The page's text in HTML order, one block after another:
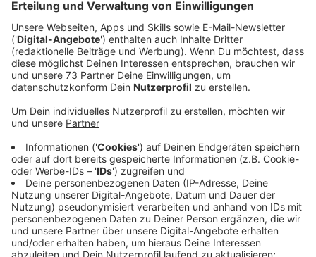
Auseinandersetzungen in Beziehungen
Anzeige
Aktuell kann man dem Thema Liebe kaum entkommen
zu den verschiedensten Produkten und Aktionen. Aber
weniger bei diesem Anlass fokussiert und da sind uns
Marotten ins Auge gesprungen! Also, was macht der
jeweilige Andere aus der Beziehung, das einem richtig
auf die Palme geht und wo muss sich stark zusammen
gerissen werden. Wenn Ihr auch Marotten bei Euerm
Partner habt, dann meldet Euch doch gerne bei
WhatsApp mit einer Sprachnachricht.